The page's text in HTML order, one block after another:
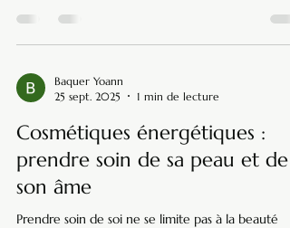
Baquer Yoann
25 sept. 2025
1 min de lecture
Cosmétiques énergétiques :
prendre soin de sa peau et de
son âme
Prendre soin de soi ne se limite pas à la beauté